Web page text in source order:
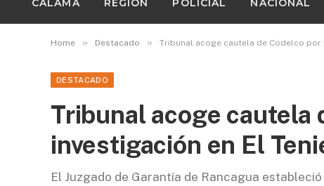
CALAMA REGIÓN POLICIAL NACIONAL
Home » Destacado » Tribunal acoge cautela de Codelco por
DESTACADO
Tribunal acoge cautela
investigación en El
El Juzgado de Garantía de Rancagua